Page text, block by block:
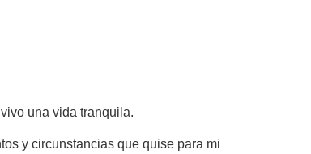
una vida tranquila.
y circunstancias que quise para mi